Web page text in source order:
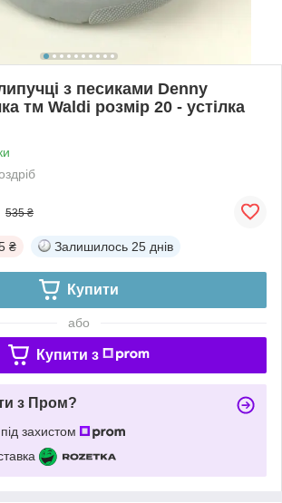
з песиками Denny
тм Waldi розмір 20 - устілка
535 ₴
₴ Залишилось 25 днів
Купити
або
Купити з
з Пром?
захистом